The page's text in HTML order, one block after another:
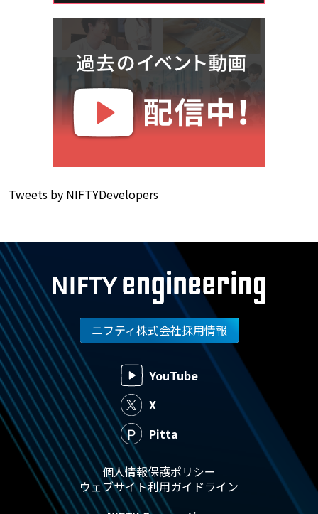
Tweets by NIFTYDevelopers
ニフティ株式会社採用情報
YouTube
X
Pitta
個人情報保護ポリシー
ウェブサイト利用ガイドライン